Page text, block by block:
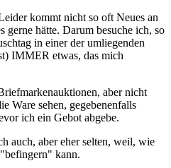
kommt nicht so oft Neues an
gerne hätte. Darum besuche ich, so
in einer der umliegenden
IMMER etwas, das mich
aber nicht
Ware sehen, gegebenenfalls
ich ein Gebot abgebe.
auch, aber eher selten, weil, wie
kann.